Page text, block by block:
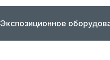
Экспозиционное